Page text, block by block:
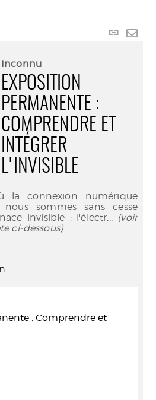
Lien
Inconnu
EXPOSITION
PERMANENTE :
COMPRENDRE ET
INTÉGRER
L'INVISIBLE
la connexion numérique
sommes sans cesse
invisible : l'électr... (voir
ci-dessous)
: Comprendre et